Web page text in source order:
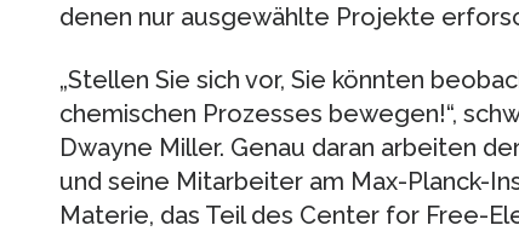
denen nur ausgewählte Projekte
„Stellen Sie sich vor, Sie könnten
chemischen Prozesses bewegen!“,
Dwayne Miller. Genau daran arbeiten
und seine Mitarbeiter am Max-Planck-
Materie, das Teil des Center for Free-